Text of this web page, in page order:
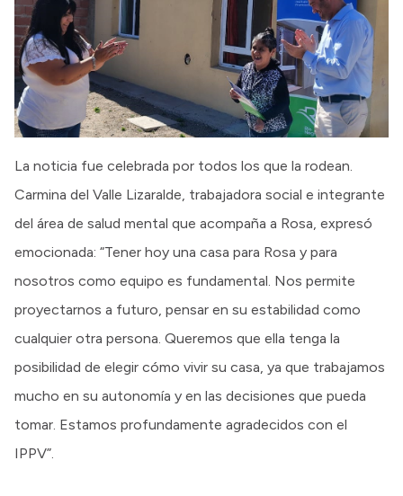
La noticia fue celebrada por todos los que la rodean.
Carmina del Valle Lizaralde, trabajadora social e integrante
del área de salud mental que acompaña a Rosa, expresó
emocionada: “Tener hoy una casa para Rosa y para
nosotros como equipo es fundamental. Nos permite
proyectarnos a futuro, pensar en su estabilidad como
cualquier otra persona. Queremos que ella tenga la
posibilidad de elegir cómo vivir su casa, ya que trabajamos
mucho en su autonomía y en las decisiones que pueda
tomar. Estamos profundamente agradecidos con el
IPPV”.